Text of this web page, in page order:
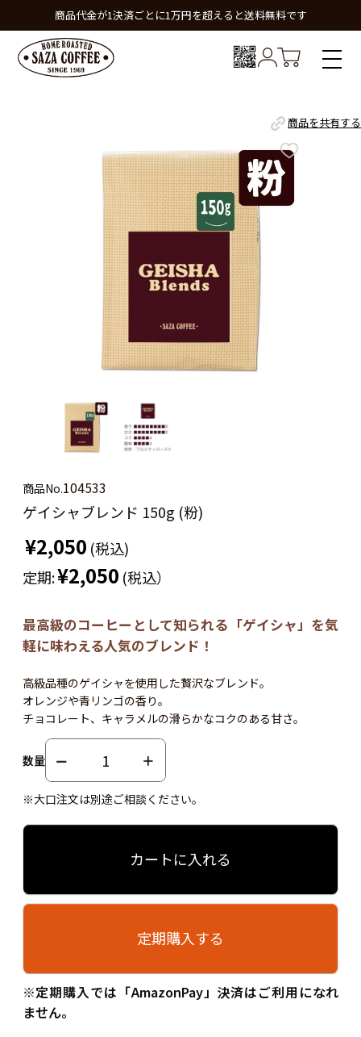
商品代金が1決済ごとに1万円を超えると送料無料です
商品を共有する
商品No.104533
ゲイシャブレンド 150g (粉)
¥2,050 (税込)
定期:¥2,050 (税込）
最高級のコーヒーとして知られる「ゲイシャ」を気
軽に味わえる人気のブレンド！
高級品種のゲイシャを使用した贅沢なブレンド。
オレンジや青リンゴの香り。
チョコレート、キャラメルの滑らかなコクのある甘さ。
数量
※大口注文は別途ご相談ください。
カートに入れる
定期購入する
※定期購入では「AmazonPay」決済はご利用になれ
ません。